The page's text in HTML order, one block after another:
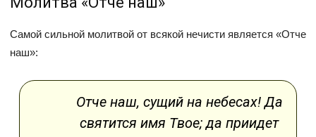
Самой сильной молитвой от всякой нечисти является «Отче
наш»:
Отче наш, сущий на небесах! Да
святится имя Твое; да приидет